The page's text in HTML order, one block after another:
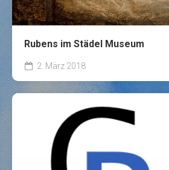
Rubens im Städel Museum
2. März 2018